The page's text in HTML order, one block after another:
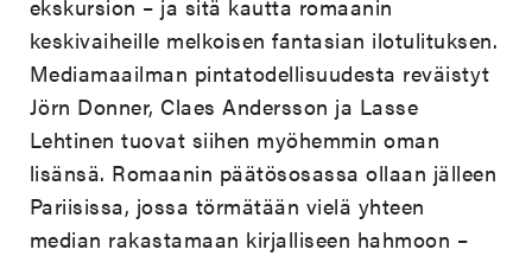
ekskursion – ja sitä kautta romaanin
keskivaiheille melkoisen fantasian ilotulituksen.
Mediamaailman pintatodellisuudesta reväistyt
Jörn Donner, Claes Andersson ja Lasse
Lehtinen tuovat siihen myöhemmin oman
lisänsä. Romaanin päätösosassa ollaan jälleen
Pariisissa, jossa törmätään vielä yhteen
median rakastamaan kirjalliseen hahmoon –